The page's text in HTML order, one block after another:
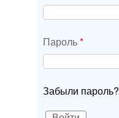
Пароль*
Забыли пароль?